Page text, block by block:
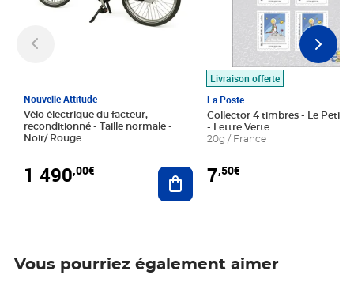
Nouvelle Attitude
Vélo électrique du facteur,
reconditionné - Taille normale -
Noir/ Rouge
1 490,00€ Ajouter au panier
Livraison offerte
La Poste
Collector 4 timbres - Le Petit
- Lettre Verte
20g / France
7,50€
Vous pourriez également aimer